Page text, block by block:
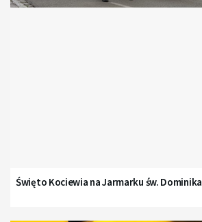
Święto Kociewia na Jarmarku św. Dominika